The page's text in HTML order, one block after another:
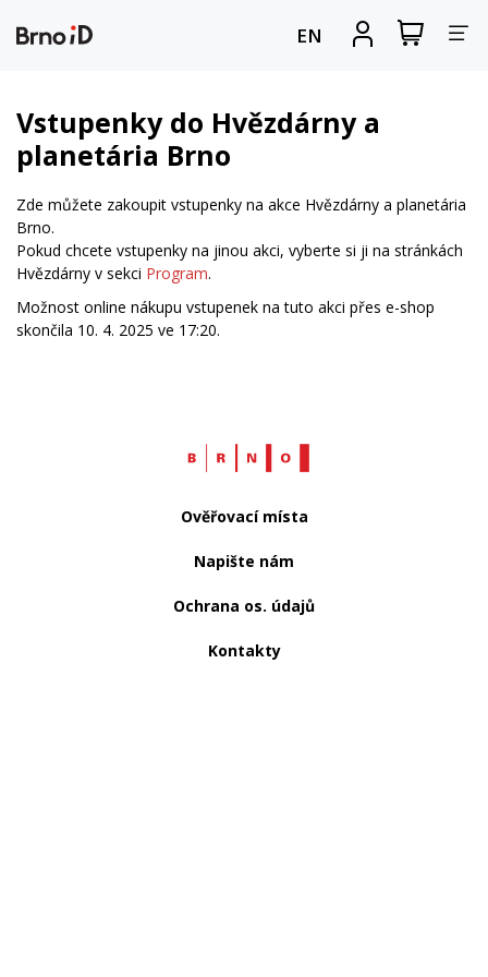
EN
Zobrazit
nákupní
Vstupenky do Hvězdárny a
planetária Brno
Zde můžete zakoupit vstupenky na akce Hvězdárny a planetária
Brno.
Pokud chcete vstupenky na jinou akci, vyberte si ji na stránkách
Hvězdárny v sekci Program.
Možnost online nákupu vstupenek na tuto akci přes e-shop
skončila 10. 4. 2025 ve 17:20.
Web
Ověřovací místa
Napište nám
Ochrana os. údajů
Kontakty